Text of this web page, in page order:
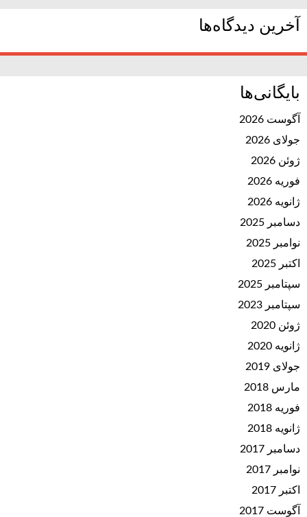
آخرین دیدگاه‌ها
بایگانی‌ها
آگوست 2026
جولای 2026
ژوئن 2026
فوریه 2026
ژانویه 2026
دسامبر 2025
نوامبر 2025
اکتبر 2025
سپتامبر 2025
سپتامبر 2023
ژوئن 2020
ژانویه 2020
جولای 2019
مارس 2018
فوریه 2018
ژانویه 2018
دسامبر 2017
نوامبر 2017
اکتبر 2017
آگوست 2017